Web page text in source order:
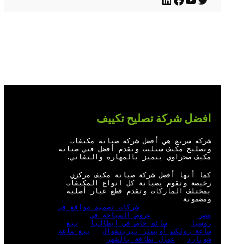
ت ي
ب
ف
ك
ل
إ
افضل شركة تصليح تكييف
شركة سريع هي أفضل شركة صيانة مكيفات
وتصليح مكيف سبليت وتقدم أفضل فني صيانة
مكيف صحراوي يتميز بالمهارة والتفاني.
كما أنها أفضل شركة صيانة مكيف مركزي
رخيصة وتقوم يصيانة كل انواع المكيفات
بمختلف الماركات وتقدم قطع غيار أصلية
ومضمونة
شركات تصميم مواقع في
مصر
عروض السياحة في
روسيا
سائق خاص في إيطاليا
بيع
ساعة رولكس أويستر بيربتشوال
بيع ساعة
شوبارد
عمال نظافة بالشهر